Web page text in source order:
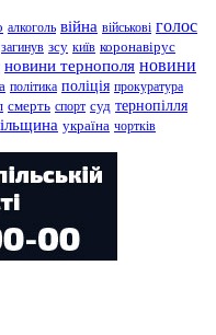
алкоголь війна військові голос
загинув зсу київ коронавірус
новини тернополя новини
політика поліція прокуратура
смерть спорт суд тернопілля
україна чортків